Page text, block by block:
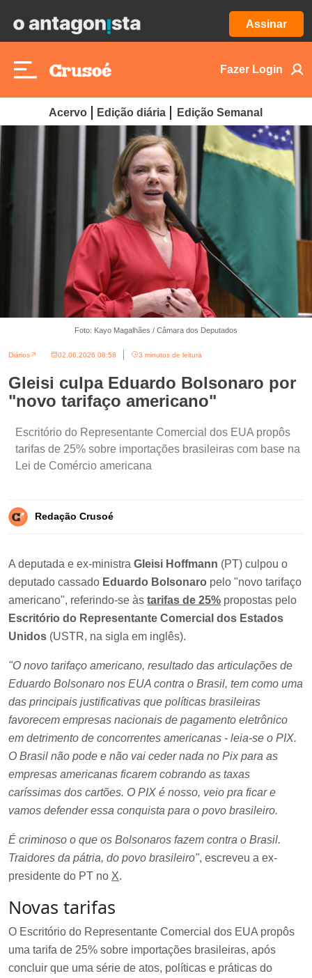
Assinar
Fazer Login
Acervo Edição diária Edição Semanal
Foto: Kayo Magalhães / Câmara dos Deputados
Diários 02.06.2026 08:58 3 minutos de leitura
Gleisi culpa Eduardo Bolsonaro por
"novo tarifaço americano"
Escritório do Representante Comercial dos EUA propôs
tarifas de 25% sobre importações brasileiras com base na
Lei de Comércio americana
Redação Crusoé
A deputada e ex-ministra Gleisi Hoffmann (PT) culpou o
deputado cassado Eduardo Bolsonaro pelo "novo tarifaço
americano", referindo-se às tarifas de 25% propostas pelo
Escritório do Representante Comercial dos Estados
Unidos (USTR, na sigla em inglês).
"O novo tarifaço americano, resultado das articulações de
Eduardo Bolsonaro nos EUA contra o Brasil, tem como uma
das principais justificativas que políticas brasileiras
favorecem empresas nacionais de pagamento eletrônico
em detrimento de concorrentes americanas - leia-se o PIX.
O Brasil não pode e não vai ceder nada no Pix para as
empresas americanas ficarem cobrando as taxas
caríssimas dos cartões. O PIX é nosso, veio pra ficar e
vamos defender essa conquista para o povo brasileiro.
É criminoso o que os Bolsonaros fazem contra o Brasil.
Traidores da pátria, do povo brasileiro", escreveu a ex-
presidente do PT no X.
Novas tarifas
O Escritório do Representante Comercial dos EUA propôs
uma tarifa de 25% sobre importações brasileiras, após
concluir que uma série de atos, políticas e práticas do